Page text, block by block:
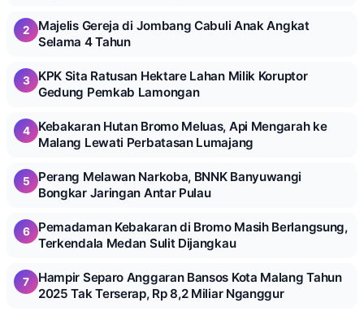
2
Majelis Gereja di Jombang Cabuli Anak Angkat
Selama 4 Tahun
3
KPK Sita Ratusan Hektare Lahan Milik Koruptor
Gedung Pemkab Lamongan
4
Kebakaran Hutan Bromo Meluas, Api Mengarah ke
Malang Lewati Perbatasan Lumajang
5
Perang Melawan Narkoba, BNNK Banyuwangi
Bongkar Jaringan Antar Pulau
6
Pemadaman Kebakaran di Bromo Masih Berlangsung,
Terkendala Medan Sulit Dijangkau
7
Hampir Separo Anggaran Bansos Kota Malang Tahun
2025 Tak Terserap, Rp 8,2 Miliar Nganggur